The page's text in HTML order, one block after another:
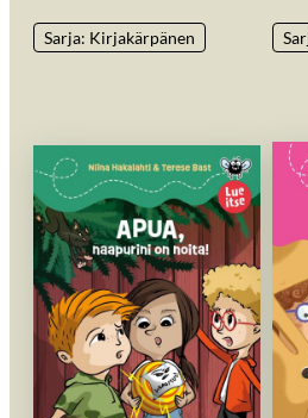
Sarja: Kirjakärpänen